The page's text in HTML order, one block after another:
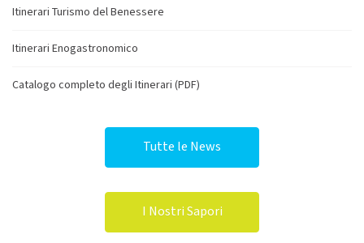
Itinerari Turismo del Benessere
Itinerari Enogastronomico
Catalogo completo degli Itinerari (PDF)
Tutte le News
I Nostri Sapori